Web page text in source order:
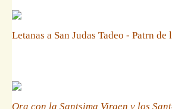
Letanas a San Judas Tadeo - Patrn de
Ora con la Santsima Virgen y los